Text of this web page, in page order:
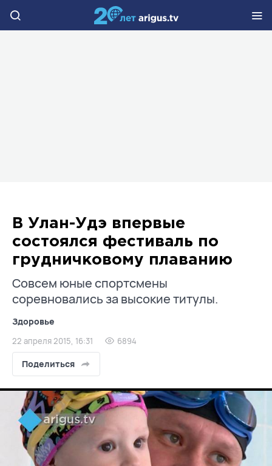
В Улан-Удэ впервые
состоялся фестиваль по
грудничковому плаванию
Совсем юные спортсмены
соревновались за высокие титулы.
Здоровье
22 апреля 2015, 16:31 6894
Поделиться